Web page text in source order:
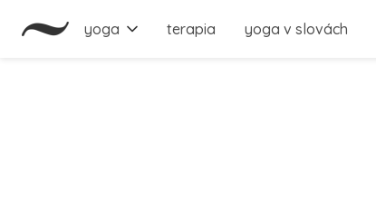
yoga terapia yoga v slovách